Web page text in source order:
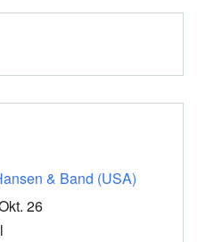
& Band (USA)
26